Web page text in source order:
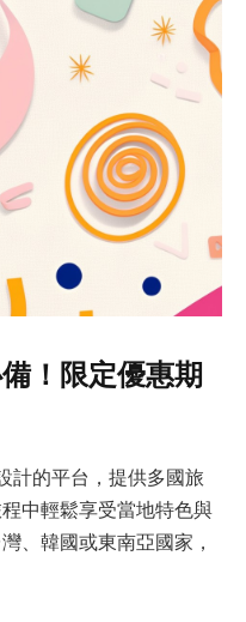
！限定優惠期
計的平台，提供多國旅
中輕鬆享受當地特色與
、韓國或東南亞國家，